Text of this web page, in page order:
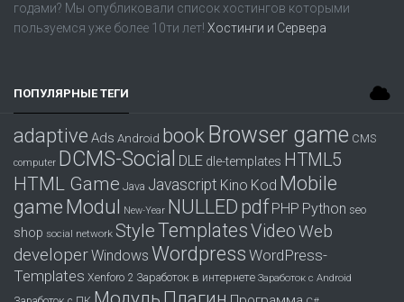
годами? Мы опубликовали список хостингов которыми
пользуемся уже более 10ти лет! Хостинги и Сервера
ПОПУЛЯРНЫЕ ТЕГИ
adaptive Ads Android book Browser game CMS
computer DCMS-Social DLE dle-templates HTML5
HTML Game Java Javascript Kino Kod Mobile
gameModul New-Year NULLED pdf PHP Python seo
shop social network StyleTemplatesVideoWeb
developerWindows Wordpress WordPress-
Templates Xenforo 2 Заработок в интернете Заработок с Android